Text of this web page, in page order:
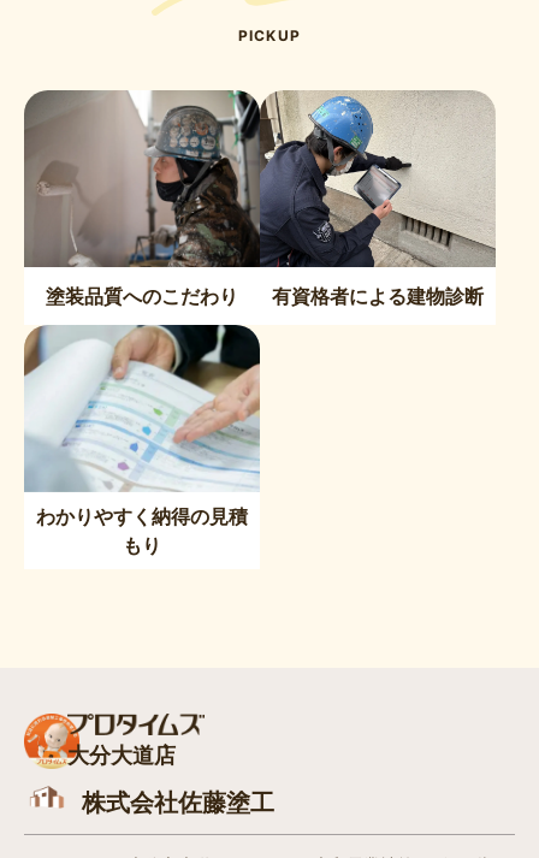
PICKUP
塗装品質へのこだわり 有資格者による建物診断
わかりやすく納得の見積
もり
大分大道店
株式会社佐藤塗工